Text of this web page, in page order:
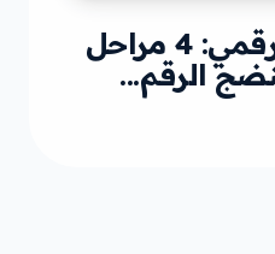
مراحل التحول الرقمي: 4 مراحل
الرقم...